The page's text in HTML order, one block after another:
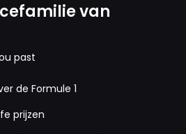
van
past
de Formule 1
prijzen